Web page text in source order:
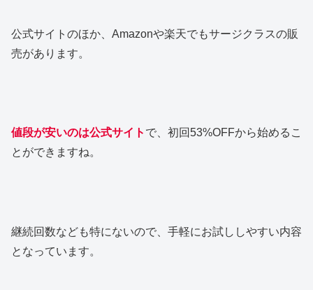
公式サイトのほか、Amazonや楽天でもサージクラスの販
売があります。
値段が安いのは公式サイト で、初回53%OFFから始めるこ
とができますね。
継続回数なども特にないので、手軽にお試ししやすい内容
となっています。